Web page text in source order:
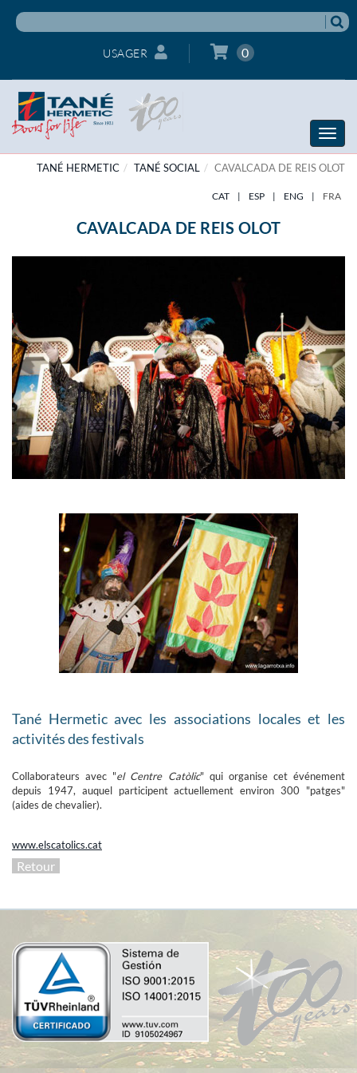
USAGER 0
Toggle
TANÉ HERMETIC
TANÉ SOCIAL CAVALCADA DE REIS OLOT
CAT | ESP | ENG | FRA
CAVALCADA DE REIS OLOT
Tané Hermetic avec les associations locales et les
activités des festivals
Collaborateurs avec "el Centre Catòlic" qui organise cet événement
depuis 1947, auquel participent actuellement environ 300 "patges"
(aides de chevalier).
www.elscatolics.cat
Retour